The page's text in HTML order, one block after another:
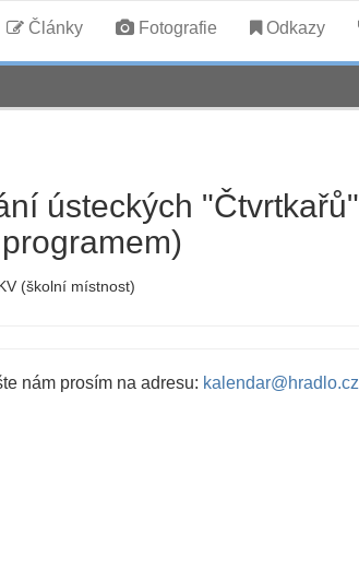
Články Fotografie Odkazy
ústeckých "Čtvrtkařů"
(školní místnost)
nám prosím na adresu: kalendar@hradlo.cz